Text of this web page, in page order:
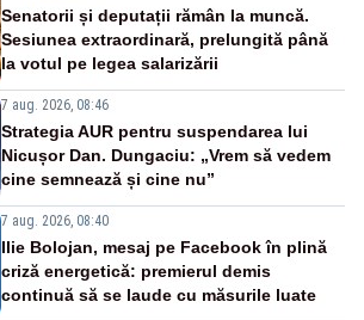
Senatorii și deputații rămân la muncă.
Sesiunea extraordinară, prelungită până
la votul pe legea salarizării
7 aug. 2026, 08:46
Strategia AUR pentru suspendarea lui
Nicușor Dan. Dungaciu: „Vrem să vedem
cine semnează și cine nu”
7 aug. 2026, 08:40
Ilie Bolojan, mesaj pe Facebook în plină
criză energetică: premierul demis
continuă să se laude cu măsurile luate